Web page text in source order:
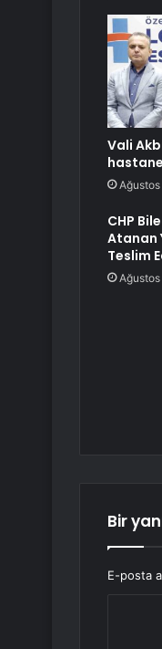
Vali
CHP
Atanan
Teslim
Bir
E-posta